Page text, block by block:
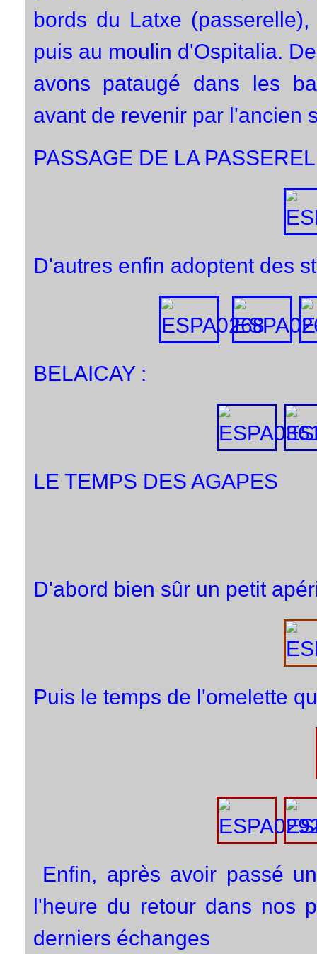
bords du Latxe
puis au moulin d'Ospitalia.
avons pataugé dans les
avant de revenir par l'ancien
PASSAGE DE LA
D'autres enfin adoptent des
BELAICAY :
LE TEMPS DES AGAPES
D'abord bien sûr un petit
Puis le temps de l'omelette
Enfin, après avoir passé
l'heure du retour dans nos
derniers échanges